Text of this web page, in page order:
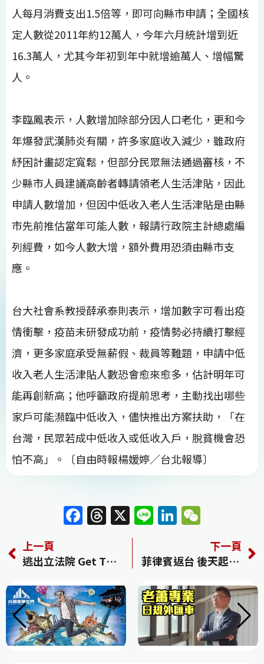
人每月消費支出1.5倍等，即可向縣市申請；全國核
定人數從2011年約12萬人，今年六月統計增到近
16.3萬人，尤其今年初到年中就增逾萬人、增幅驚
人。
李臨鳳表示，人數增加除部分因人口老化，更和今
年爆發武漢肺炎有關，許多家庭收入減少，雖政府
紓困計畫認定寬鬆，但部分民眾無法通過審核，不
少縣市人員建議高齡者轉請領老人生活津貼，因此
申請人數增加，但因中低收入老人生活津貼是由縣
市先前推估當年可能人數，報請行政院主計總處編
列經費，如今人數大增，額外費用恐須由縣市支
應。
台大社會系教授薛承泰則表示，增加數字可看出疫
情衝擊，疫苗未研發成功前，疫情勢必持續打擊經
濟，更多家庭承受無薪假、裁員等難題，申請中低
收入老人生活津貼人數恐會愈來愈多，估計明年可
能再創新高；他呼籲政府提前思考，主動找出哪些
家戶可能瀕臨中低收入，儘快推出方案扶助，「在
台灣，民眾若成中低收入或低收入戶，脫貧機會恐
怕不高」。〔自由時報楊媛婷／台北報導〕
F
a
c
e
b
o
o
k
T
h
a
d
s
X Li
n
e
Li
n
k
e
dI
n
C
h
at
上一頁
逃出立法院 Get The Hell Out
下一頁
菲律賓返台 後天起集中檢疫